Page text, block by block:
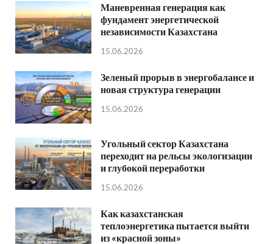
Маневренная генерация как
фундамент энергетической
независимости Казахстана
15.06.2026
Зеленый прорыв в энергобалансе и
новая структура генерации
15.06.2026
Угольный сектор Казахстана
переходит на рельсы экологизации
и глубокой переработки
15.06.2026
Как казахстанская
теплоэнергетика пытается выйти
из «красной зоны»